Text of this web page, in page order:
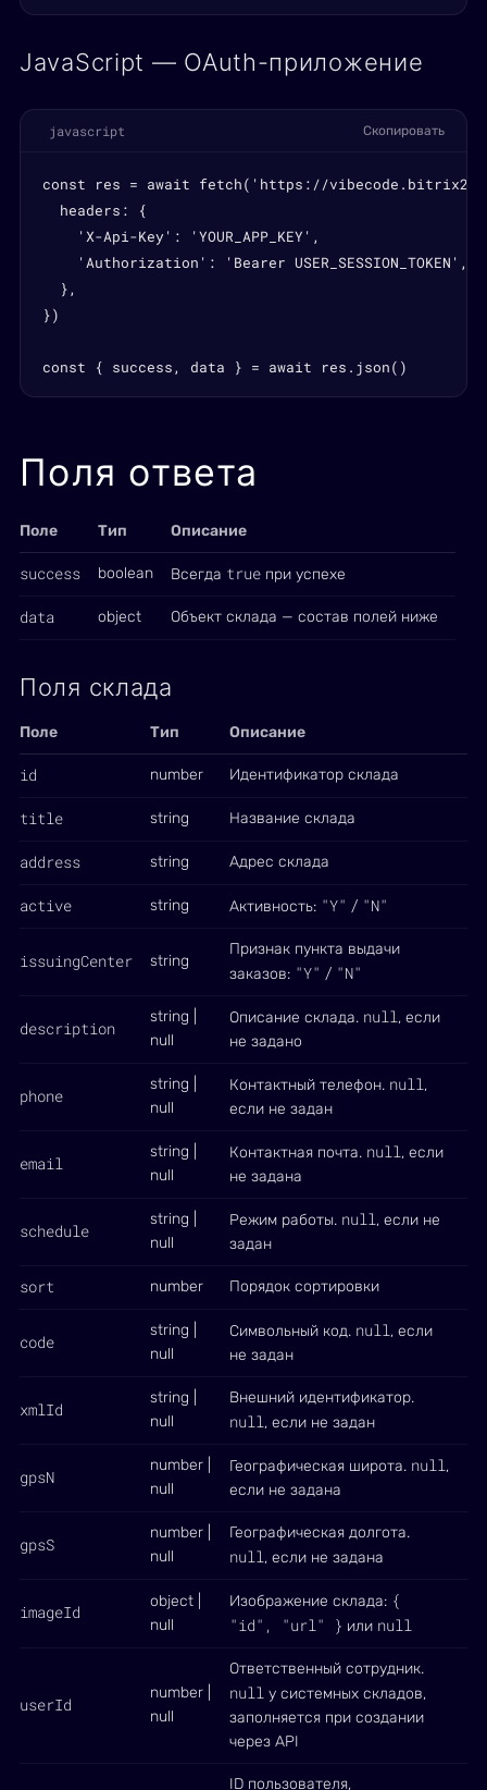
JavaScript — OAuth-приложение
javascript Скопировать
const res = await fetch('https://
  headers: {
    'X-Api-Key': 'YOUR_APP_KEY',
    'Authorization': 'Bearer USER_SESSION_TOKEN',
  },
})
const { success, data } = await res.json()
Поля ответа
Поле Тип Описание
success boolean Всегда true при успехе
data object Объект склада — состав полей ниже
Поля склада
Поле Тип Описание
id number Идентификатор склада
title string Название склада
address string Адрес склада
active string Активность: "Y" / "N"
issuingCenter string
Признак пункта выдачи
заказов: "Y" / "N"
description
string |
null
Описание склада. null, если
не задано
phone
string |
null
Контактный телефон. null,
если не задан
email
string |
null
Контактная почта. null, если
не задана
schedule
string |
null
Режим работы. null, если не
задан
sort number Порядок сортировки
code
string |
null
Символьный код. null, если
не задан
xmlId
string |
null
Внешний идентификатор.
null, если не задан
gpsN
number |
null
Географическая широта. null,
если не задана
gpsS
number |
null
Географическая долгота.
null, если не задана
imageId
object |
null
Изображение склада: {
"id", "url" } или null
userId
number |
null
Ответственный сотрудник.
null у системных складов,
заполняется при создании
через API
ID пользователя,